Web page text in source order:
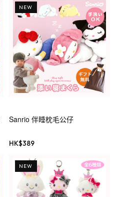
NEW
Sanrio 伴睡枕毛公仔
HK$389
NEW